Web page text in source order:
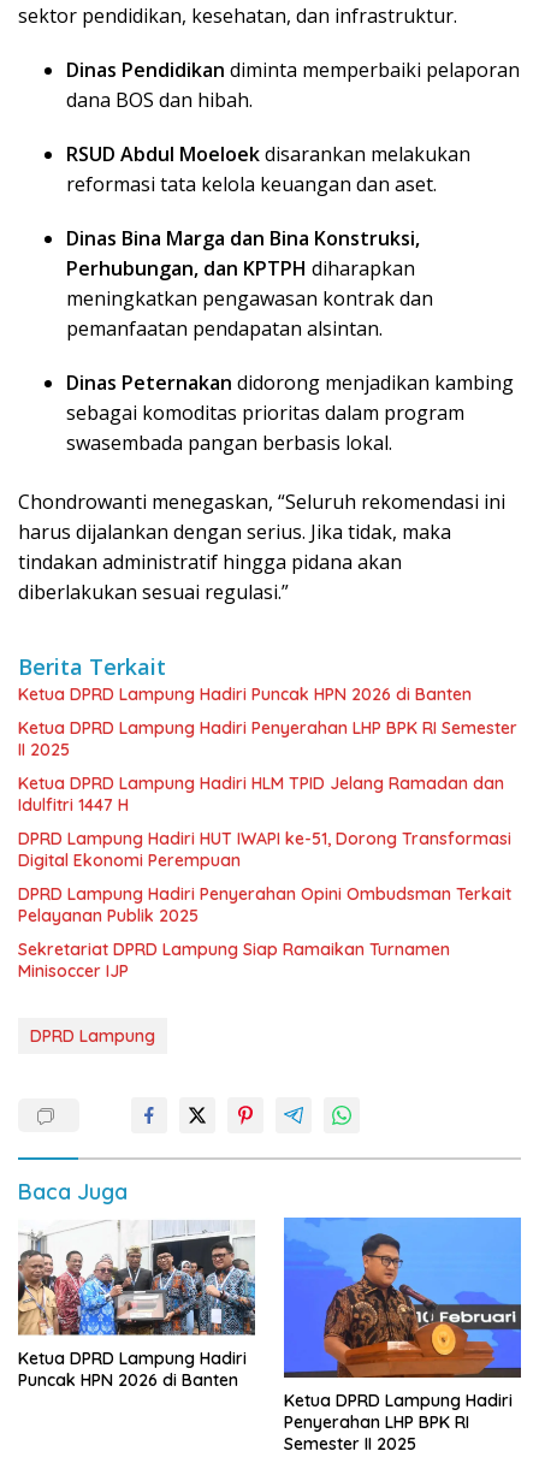
sektor pendidikan, kesehatan, dan infrastruktur.
Dinas Pendidikan diminta memperbaiki pelaporan
dana BOS dan hibah.
RSUD Abdul Moeloekdisarankan melakukan
reformasi tata kelola keuangan dan aset.
Dinas Bina Marga dan Bina Konstruksi,
Perhubungan, dan KPTPH diharapkan
meningkatkan pengawasan kontrak dan
pemanfaatan pendapatan alsintan.
Dinas Peternakan didorong menjadikan kambing
sebagai komoditas prioritas dalam program
swasembada pangan berbasis lokal.
Chondrowanti menegaskan, “Seluruh rekomendasi ini
harus dijalankan dengan serius. Jika tidak, maka
tindakan administratif hingga pidana akan
diberlakukan sesuai regulasi.”
Berita Terkait
Ketua DPRD Lampung Hadiri Puncak HPN 2026 di Banten
Ketua DPRD Lampung Hadiri Penyerahan LHP BPK RI Semester
II 2025
Ketua DPRD Lampung Hadiri HLM TPID Jelang Ramadan dan
Idulfitri 1447 H
DPRD Lampung Hadiri HUT IWAPI ke-51, Dorong Transformasi
Digital Ekonomi Perempuan
DPRD Lampung Hadiri Penyerahan Opini Ombudsman Terkait
Pelayanan Publik 2025
Sekretariat DPRD Lampung Siap Ramaikan Turnamen
Minisoccer IJP
DPRD Lampung
Baca Juga
Ketua DPRD Lampung Hadiri
Puncak HPN 2026 di Banten
Ketua DPRD Lampung Hadiri
Penyerahan LHP BPK RI
Semester II 2025